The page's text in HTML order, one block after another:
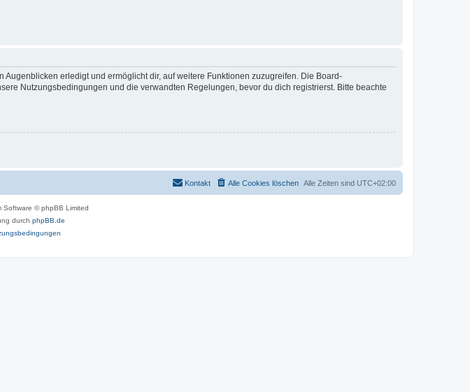
erledigt und ermöglicht dir, auf weitere Funktionen zuzugreifen. Die Board-
Nutzungsbedingungen und die verwandten Regelungen, bevor du dich registrierst. Bitte beachte
Alle Zeiten sind UTC+02:00
Alle Cookies löschen
Kontakt
Software © phpBB Limited
durch phpBB.de